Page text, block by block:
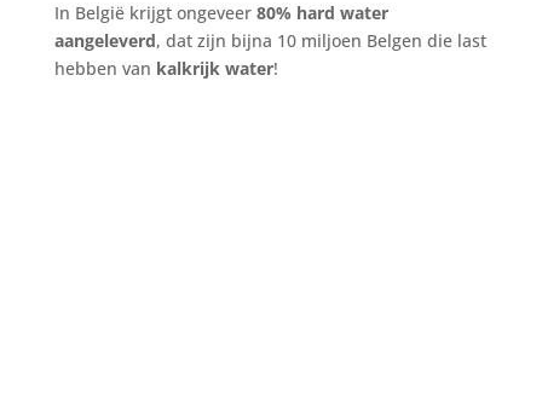
In België krijgt ongeveer 80% hard water
aangeleverd, dat zijn bijna 10 miljoen Belgen die last
hebben van kalkrijk water!